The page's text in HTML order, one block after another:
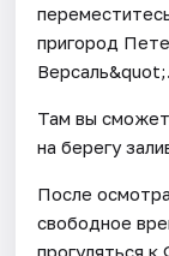
пригород
Версаль&quot;.
Там вы
на берегу
После
свободное
прогуляться